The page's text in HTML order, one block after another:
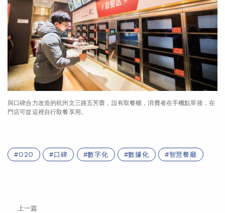
與口碑合力改造的杭州文三路五芳齋，設有取餐櫃，消費者在手機點單後，在
門店可從這裡自行取餐享用。
O2O 口碑 數字化 數據化 智慧餐廳
上一篇